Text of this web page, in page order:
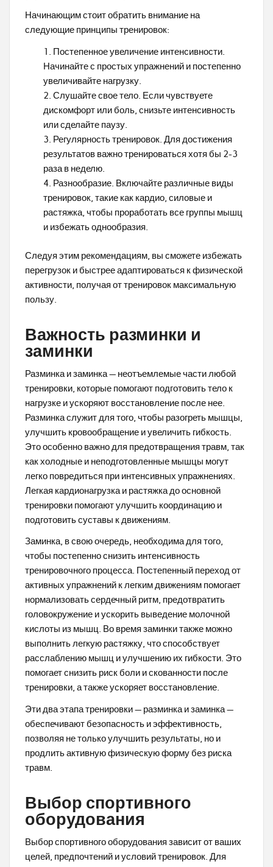
Начинающим стоит обратить внимание на
следующие принципы тренировок:
Постепенное увеличение интенсивности.
Начинайте с простых упражнений и постепенно
увеличивайте нагрузку.
Слушайте свое тело. Если чувствуете
дискомфорт или боль, снизьте интенсивность
или сделайте паузу.
Регулярность тренировок. Для достижения
результатов важно тренироваться хотя бы 2-3
раза в неделю.
Разнообразие. Включайте различные виды
тренировок, такие как кардио, силовые и
растяжка, чтобы проработать все группы мышц
и избежать однообразия.
Следуя этим рекомендациям, вы сможете избежать
перегрузок и быстрее адаптироваться к физической
активности, получая от тренировок максимальную
пользу.
Важность разминки и
заминки
Разминка и заминка — неотъемлемые части любой
тренировки, которые помогают подготовить тело к
нагрузке и ускоряют восстановление после нее.
Разминка служит для того, чтобы разогреть мышцы,
улучшить кровообращение и увеличить гибкость.
Это особенно важно для предотвращения травм, так
как холодные и неподготовленные мышцы могут
легко повредиться при интенсивных упражнениях.
Легкая кардионагрузка и растяжка до основной
тренировки помогают улучшить координацию и
подготовить суставы к движениям.
Заминка, в свою очередь, необходима для того,
чтобы постепенно снизить интенсивность
тренировочного процесса. Постепенный переход от
активных упражнений к легким движениям помогает
нормализовать сердечный ритм, предотвратить
головокружение и ускорить выведение молочной
кислоты из мышц. Во время заминки также можно
выполнить легкую растяжку, что способствует
расслаблению мышц и улучшению их гибкости. Это
помогает снизить риск боли и скованности после
тренировки, а также ускоряет восстановление.
Эти два этапа тренировки — разминка и заминка —
обеспечивают безопасность и эффективность,
позволяя не только улучшить результаты, но и
продлить активную физическую форму без риска
травм.
Выбор спортивного
оборудования
Выбор спортивного оборудования зависит от ваших
целей, предпочтений и условий тренировок. Для